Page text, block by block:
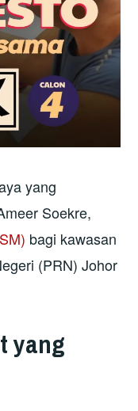
yang
Soekre,
bagi kawasan
(PRN) Johor
yang